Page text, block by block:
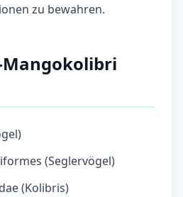
zu bewahren.
(Seglervögel)
(Kolibris)